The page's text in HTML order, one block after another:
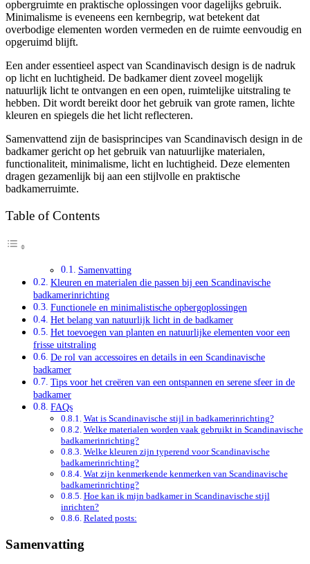
opbergruimte en praktische oplossingen voor dagelijks gebruik.
Minimalisme is eveneens een kernbegrip, wat betekent dat
overbodige elementen worden vermeden en de ruimte eenvoudig en
opgeruimd blijft.
Een ander essentieel aspect van Scandinavisch design is de nadruk
op licht en luchtigheid. De badkamer dient zoveel mogelijk
natuurlijk licht te ontvangen en een open, ruimtelijke uitstraling te
hebben. Dit wordt bereikt door het gebruik van grote ramen, lichte
kleuren en spiegels die het licht reflecteren.
Samenvattend zijn de basisprincipes van Scandinavisch design in de
badkamer gericht op het gebruik van natuurlijke materialen,
functionaliteit, minimalisme, licht en luchtigheid. Deze elementen
dragen gezamenlijk bij aan een stijlvolle en praktische
badkamerruimte.
Table of Contents
Samenvatting
Kleuren en materialen die passen bij een Scandinavische
badkamerinrichting
Functionele en minimalistische opbergoplossingen
Het belang van natuurlijk licht in de badkamer
Het toevoegen van planten en natuurlijke elementen voor een
frisse uitstraling
De rol van accessoires en details in een Scandinavische
badkamer
Tips voor het creëren van een ontspannen en serene sfeer in de
badkamer
FAQs
Wat is Scandinavische stijl in badkamerinrichting?
Welke materialen worden vaak gebruikt in Scandinavische
badkamerinrichting?
Welke kleuren zijn typerend voor Scandinavische
badkamerinrichting?
Wat zijn kenmerkende kenmerken van Scandinavische
badkamerinrichting?
Hoe kan ik mijn badkamer in Scandinavische stijl
inrichten?
Related posts:
Samenvatting